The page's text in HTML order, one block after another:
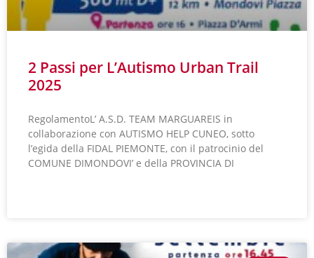
2 Passi per L’Autismo Urban Trail
2025
RegolamentoL’ A.S.D. TEAM MARGUAREIS in
collaborazione con AUTISMO HELP CUNEO, sotto
l’egida della FIDAL PIEMONTE, con il patrocinio del
COMUNE DIMONDOVI’ e della PROVINCIA DI